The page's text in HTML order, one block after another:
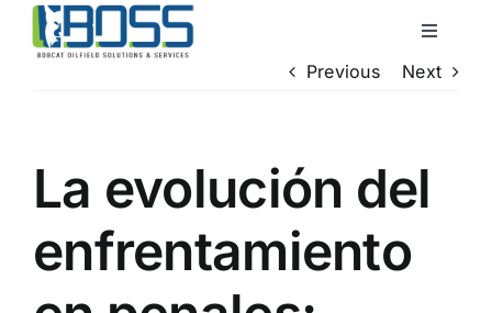
Skip
Toggle
Services
QHSE
Previous Next
La evolución del
enfrentamiento